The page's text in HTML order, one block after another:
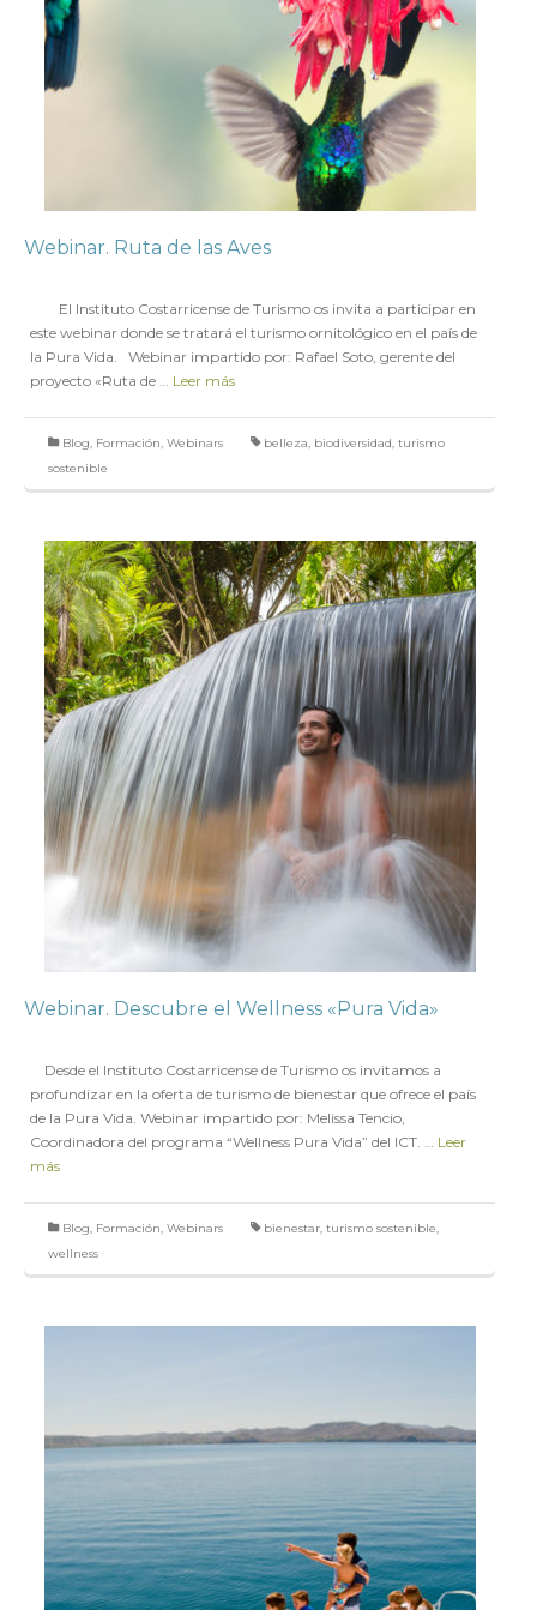
Webinar. Ruta de las Aves
El Instituto Costarricense de Turismo os invita a participar en
este webinar donde se tratará el turismo ornitológico en el país de
la Pura Vida. Webinar impartido por: Rafael Soto, gerente del
proyecto «Ruta de … Leer más
Blog Formación Webinars belleza biodiversidad turismo
sostenible
Webinar. Descubre el Wellness «Pura Vida»
Desde el Instituto Costarricense de Turismo os invitamos a
profundizar en la oferta de turismo de bienestar que ofrece el país
de la Pura Vida. Webinar impartido por: Melissa Tencio,
Coordinadora del programa “Wellness Pura Vida” del ICT. … Leer
más
Blog Formación Webinars bienestar turismo sostenible
wellness